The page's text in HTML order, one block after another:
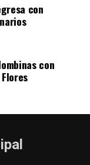
con
con